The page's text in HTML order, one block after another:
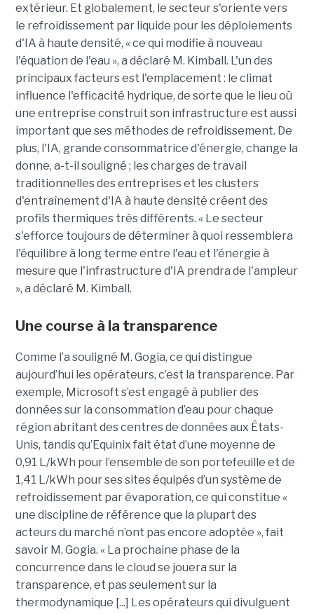
extérieur. Et globalement, le secteur s'oriente vers
le refroidissement par liquide pour les déploiements
d'IA à haute densité, « ce qui modifie à nouveau
l'équation de l'eau », a déclaré M. Kimball. L'un des
principaux facteurs est l'emplacement : le climat
influence l'efficacité hydrique, de sorte que le lieu où
une entreprise construit son infrastructure est aussi
important que ses méthodes de refroidissement. De
plus, l'IA, grande consommatrice d'énergie, change la
donne, a-t-il souligné ; les charges de travail
traditionnelles des entreprises et les clusters
d'entraînement d'IA à haute densité créent des
profils thermiques très différents. « Le secteur
s'efforce toujours de déterminer à quoi ressemblera
l'équilibre à long terme entre l'eau et l'énergie à
mesure que l'infrastructure d'IA prendra de l'ampleur
», a déclaré M. Kimball.
Une course à la transparence
Comme l’a souligné M. Gogia, ce qui distingue
aujourd’hui les opérateurs, c’est la transparence. Par
exemple, Microsoft s’est engagé à publier des
données sur la consommation d’eau pour chaque
région abritant des centres de données aux États-
Unis, tandis qu’Equinix fait état d’une moyenne de
0,91 L/kWh pour l’ensemble de son portefeuille et de
1,41 L/kWh pour ses sites équipés d’un système de
refroidissement par évaporation, ce qui constitue «
une discipline de référence que la plupart des
acteurs du marché n’ont pas encore adoptée », fait
savoir M. Gogia. « La prochaine phase de la
concurrence dans le cloud se jouera sur la
transparence, et pas seulement sur la
thermodynamique [...] Les opérateurs qui divulguent